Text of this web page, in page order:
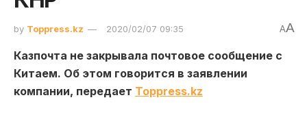
by Toppress.kz 2020/02/07 09:35 AA
Казпочта не закрывала почтовое сообщение с
Китаем. Об этом говорится в заявлении
компании, передает Toppress.kz